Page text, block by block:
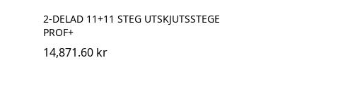
2-DELAD 11+11 STEG UTSKJUTSSTEGE
PROF+
14,871.60 kr